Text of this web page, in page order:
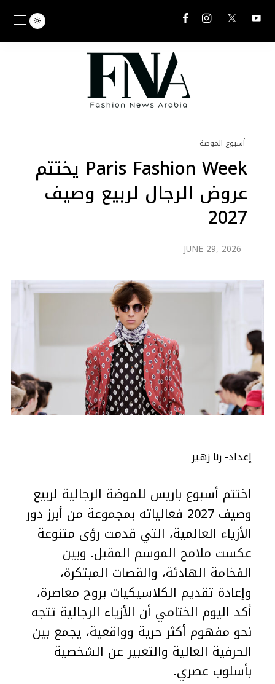
أسبوع الموضة
Paris Fashion Week يختتم
عروض الرجال لربيع وصيف
2027
JUNE 29, 2026
إعداد- رنا زهير
اختتم أسبوع باريس للموضة الرجالية لربيع
وصيف 2027 فعالياته بمجموعة من أبرز دور
الأزياء العالمية، التي قدمت رؤى متنوعة
عكست ملامح الموسم المقبل. وبين
الفخامة الهادئة، والقصات المبتكرة،
وإعادة تقديم الكلاسيكيات بروح معاصرة،
أكد اليوم الختامي أن الأزياء الرجالية تتجه
نحو مفهوم أكثر حرية وواقعية، يجمع بين
الحرفية العالية والتعبير عن الشخصية
بأسلوب عصري.